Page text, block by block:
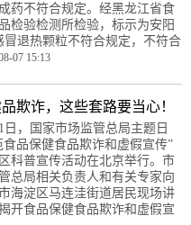
药不符合规定。经黑龙江省食
检验检测所检验，标示为安阳
退热颗粒不符合规定，不符合
07 15:13
欺诈，这些套路要当心！
日，国家市场监管总局主题日
食品保健食品欺诈和虚假宣传”
科普宣传活动在北京举行。市
总局相关负责人和有关专家向
海淀区马连洼街道居民现场讲
开食品保健食品欺诈和虚假宣